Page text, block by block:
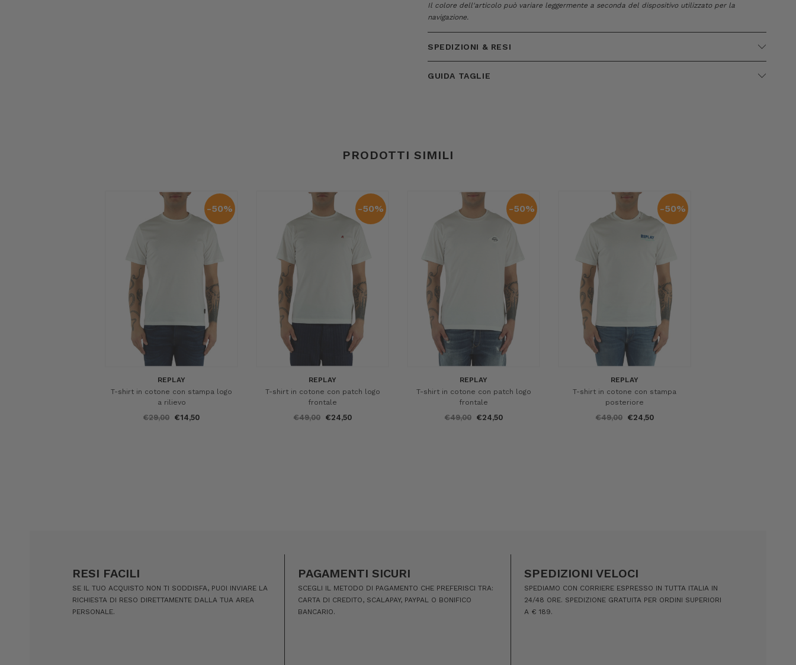
Il colore dell'articolo può variare leggermente a seconda del dispositivo utilizzato per la
navigazione.
SPEDIZIONI & RESI
GUIDA TAGLIE
PRODOTTI SIMILI
-50%
REPLAY
T-shirt in cotone con stampa logo
a rilievo
€29,00 €14,50
-50%
REPLAY
T-shirt in cotone con patch logo
frontale
€49,00 €24,50
-50%
REPLAY
T-shirt in cotone con patch logo
frontale
€49,00 €24,50
-50%
REPLAY
T-shirt in cotone con stampa
posteriore
€49,00 €24,50
RESI FACILI
SE IL TUO ACQUISTO NON TI SODDISFA, PUOI INVIARE LA
RICHIESTA DI RESO DIRETTAMENTE DALLA TUA AREA
PERSONALE.
PAGAMENTI SICURI
SCEGLI IL METODO DI PAGAMENTO CHE PREFERISCI TRA:
CARTA DI CREDITO, SCALAPAY, PAYPAL O BONIFICO
BANCARIO.
SPEDIZIONI VELOCI
SPEDIAMO CON CORRIERE ESPRESSO IN TUTTA ITALIA IN
24/48 ORE. SPEDIZIONE GRATUITA PER ORDINI SUPERIORI
A € 189.